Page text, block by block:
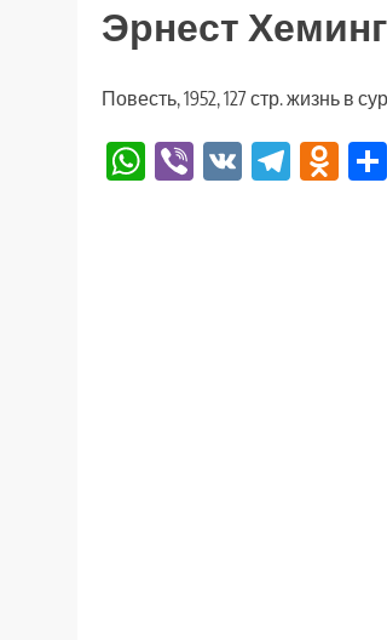
Эрнест
Повесть, 1952, 127 стр. жизнь в
WhatsApp
Viber
VK